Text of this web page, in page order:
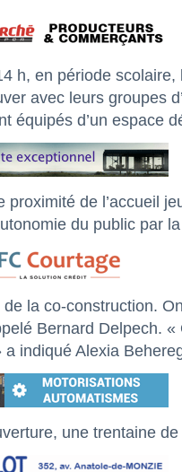
h, en période
avec leurs groupes
équipés d’un espace
proximité de l’accueil
du public par
la co-construction.
Bernard Delpech.
a indiqué Alexia
une trentaine